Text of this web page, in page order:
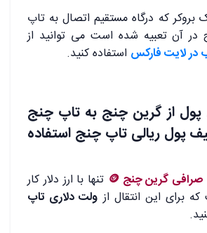
بروکر که درگاه مستقیم اتصال به تاپ
آن تعبیه شده است می توانید از
در لایت فارکس استفاده کنید.
پول از گرین چنج به تاپ چنج
پول ریالی تاپ چنج استفاده
صرافی گرین چنج 🪙
تنها با ارز دلار کار
برای این انتقال از ولت دلاری تاپ